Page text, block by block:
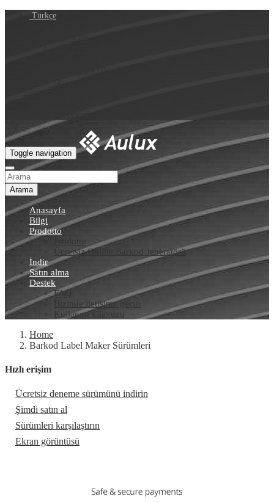
Türkçe
Toggle navigation
Arama
Anasayfa
Bilgi
Prodotto
Ücretsiz Online Barkod Jeneratörü
İndir
Satın alma
Destek
FAQ
Bizimle iletişime geçin
Kullanım kılavuzu
Home
Barkod Label Maker Sürümleri
Hızlı erişim
Ücretsiz deneme sürümünü indirin
Şimdi satın al
Sürümleri karşılaştırın
Ekran görüntüsü